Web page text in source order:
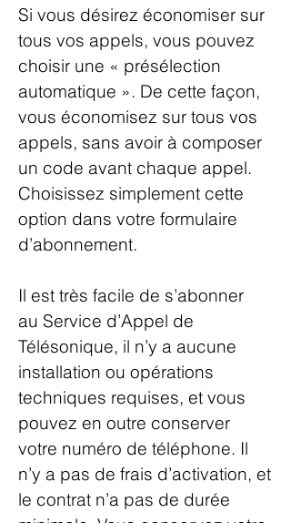
Si vous désirez économiser sur
tous vos appels, vous pouvez
choisir une « présélection
automatique ». De cette façon,
vous économisez sur tous vos
appels, sans avoir à composer
un code avant chaque appel.
Choisissez simplement cette
option dans votre formulaire
d’abonnement.
Il est très facile de s’abonner
au Service d’Appel de
Télésonique, il n’y a aucune
installation ou opérations
techniques requises, et vous
pouvez en outre conserver
votre numéro de téléphone. Il
n’y a pas de frais d’activation, et
le contrat n’a pas de durée